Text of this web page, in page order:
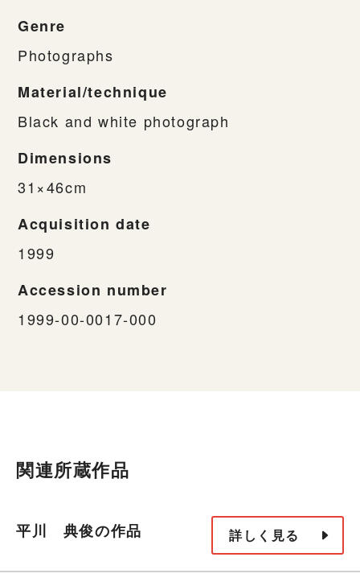
Genre
Photographs
Material/technique
Black and white photograph
Dimensions
31×46cm
Acquisition date
1999
Accession number
1999-00-0017-000
関連所蔵作品
平川 典俊の作品 詳しく見る